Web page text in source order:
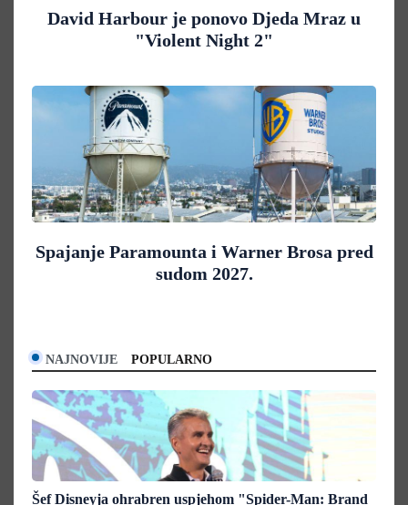
David Harbour je ponovo Djeda Mraz u
"Violent Night 2"
Spajanje Paramounta i Warner Brosa pred
sudom 2027.
NAJNOVIJE POPULARNO
Šef Disneyja ohrabren uspjehom "Spider-Man: Brand